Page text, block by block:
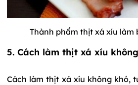
Thành phẩm thịt xá xíu làm
5. Cách làm thịt xá xíu
Cách làm thịt xá xíu không khó,